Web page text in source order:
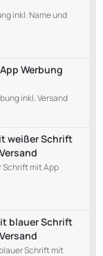
inkl. Name und
Werbung
inkl. Versand
weißer Schrift
Schrift mit App
blauer Schrift
Schrift mit